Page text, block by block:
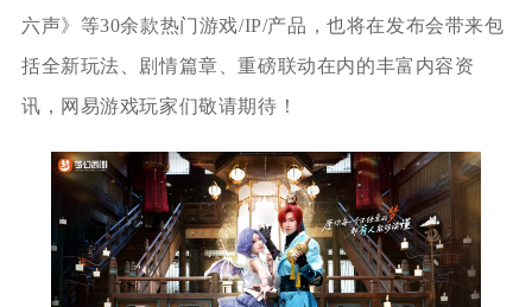
六声》等30余款热门游戏/IP/产品，也将在发布会带来包
括全新玩法、剧情篇章、重磅联动在内的丰富内容资
讯，网易游戏玩家们敬请期待！